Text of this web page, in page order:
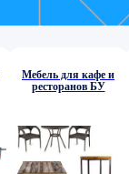
Мебель для кафе и
ресторанов БУ